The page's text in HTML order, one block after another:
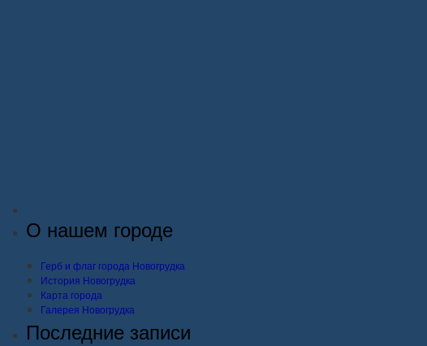
О нашем городе
Герб и флаг города Новогрудка
История Новогрудка
Карта города
Галерея Новогрудка
Последние записи